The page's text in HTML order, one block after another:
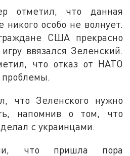
отметил, что данная
особо не волнует.
США прекрасно
ввязался Зеленский.
что отказ от НАТО
проблемы.
что Зеленского нужно
напомнив о том, что
с украинцами.
что пришла пора